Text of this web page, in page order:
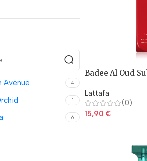
Avenue 4
1
6
Badee Al Oud
Lattafa
(0)
15,90 €